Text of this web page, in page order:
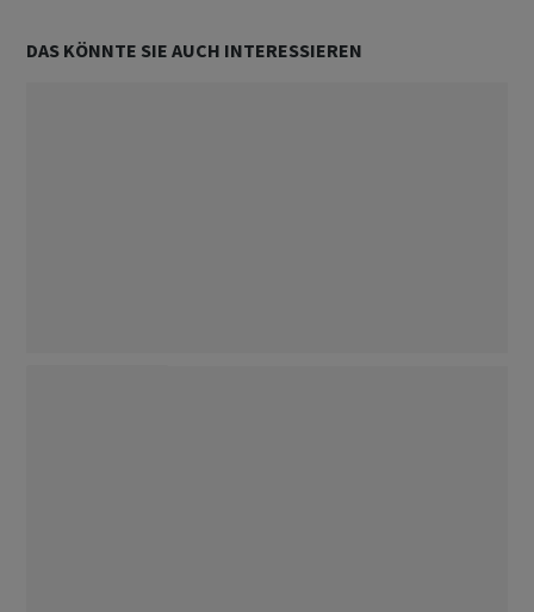
DAS KÖNNTE SIE AUCH INTERESSIEREN